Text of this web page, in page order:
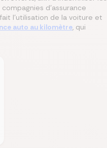
d’assurance
l’utilisation de la voiture et
auto au kilomètre, qui